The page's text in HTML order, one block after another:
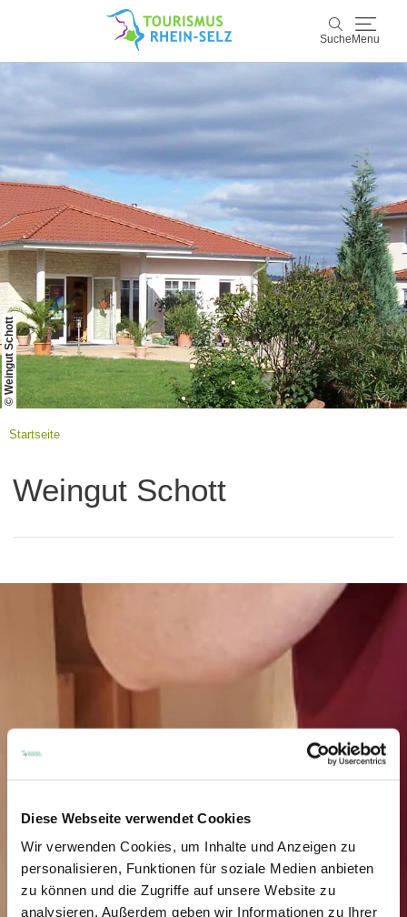
Diese Webseite verwendet Cookies
Wir verwenden Cookies, um Inhalte und Anzeigen zu
personalisieren, Funktionen für soziale Medien anbieten
zu können und die Zugriffe auf unsere Website zu
analysieren. Außerdem geben wir Informationen zu Ihrer
Suche Menu
Rhein-Selz
Entdecken & Erleben
Wein & Genuss
Kultur & Events
Buchen & Service
© Weingut Schott
Startseite
Weingut Schott